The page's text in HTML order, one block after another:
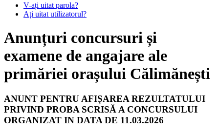
V-ați uitat parola?
Ați uitat utilizatorul?
Anunțuri concursuri și
examene de angajare ale
primăriei orașului Călimănești
ANUNT PENTRU AFIȘAREA REZULTATULUI
PRIVIND PROBA SCRISĂ A CONCURSULUI
ORGANIZAT IN DATA DE 11.03.2026